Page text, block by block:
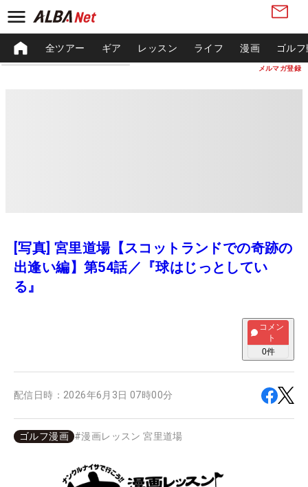
メルマガ登録
全ツアー ギア レッスン ライフ 漫画 ゴル
[写真] 宮里道場【スコットランドでの奇跡の
出逢い編】第54話／『球はじっとしてい
る』
コメン
ト
0件
配信日時： 2026年6月3日 07時00分
ゴルフ漫画 #漫画レッスン 宮里道場